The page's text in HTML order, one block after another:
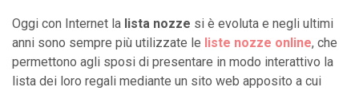
Oggi con Internet la lista nozze si è evoluta e negli ultimi
anni sono sempre più utilizzate le liste nozze online, che
permettono agli sposi di presentare in modo interattivo la
lista dei loro regali mediante un sito web apposito a cui